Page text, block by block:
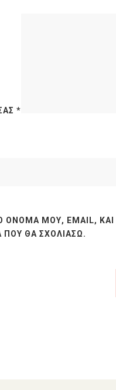
*
ΌΝΟΜΆ ΜΟΥ, EMAIL,
ΘΑ ΣΧΟΛΙΆΣΩ.